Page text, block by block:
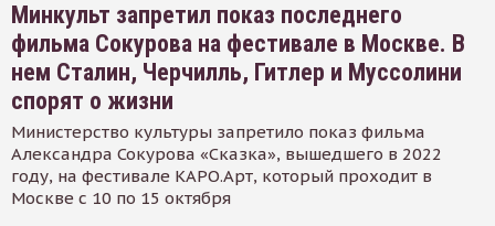
Минкульт запретил показ последнего
фильма Сокурова на фестивале в Москве. В
нем Сталин, Черчилль, Гитлер и Муссолини
спорят о жизни
Министерство культуры запретило показ фильма
Александра Сокурова «Сказка», вышедшего в 2022
году, на фестивале КАРО.Арт, который проходит в
Москве с 10 по 15 октября